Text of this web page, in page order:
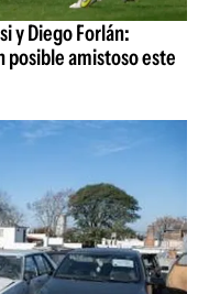
y Diego Forlán:
amistoso este